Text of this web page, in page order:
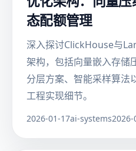
态配额管理
深入探讨ClickHouse与
架构，包括向量嵌入存储
分层方案、智能采样算法
工程实现细节。
2026-01-17ai-systems2026-